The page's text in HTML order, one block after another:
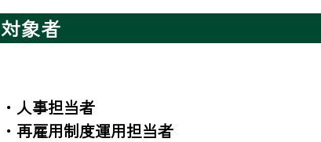
対象者
・人事担当者
・再雇用制度運用担当者